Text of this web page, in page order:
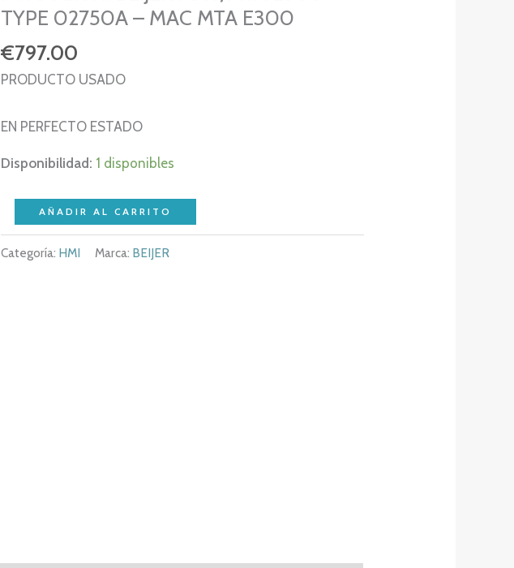
TYPE 02750A – MAC MTA E300
€797.00
PRODUCTO USADO
EN PERFECTO ESTADO
Disponibilidad: 1 disponibles
MITSUBISHI
BEIJER
MAC/MTA
AÑADIR AL CARRITO
Categoría: HMI Marca: BEIJER